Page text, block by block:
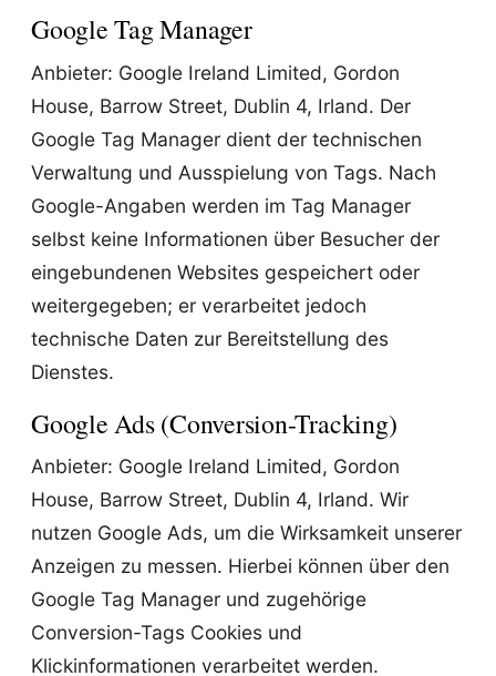
Google Tag Manager
Anbieter: Google Ireland Limited, Gordon
House, Barrow Street, Dublin 4, Irland. Der
Google Tag Manager dient der technischen
Verwaltung und Ausspielung von Tags. Nach
Google-Angaben werden im Tag Manager
selbst keine Informationen über Besucher der
eingebundenen Websites gespeichert oder
weitergegeben; er verarbeitet jedoch
technische Daten zur Bereitstellung des
Dienstes.
Google Ads (Conversion-Tracking)
Anbieter: Google Ireland Limited, Gordon
House, Barrow Street, Dublin 4, Irland. Wir
nutzen Google Ads, um die Wirksamkeit unserer
Anzeigen zu messen. Hierbei können über den
Google Tag Manager und zugehörige
Conversion-Tags Cookies und
Klickinformationen verarbeitet werden.